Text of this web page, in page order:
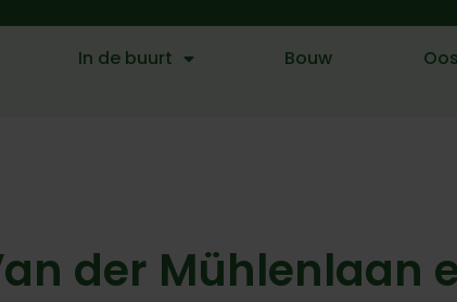
In de buurt Bouw
der Mühlenlaan